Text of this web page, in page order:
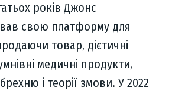
років Джонс
свою платформу для
товар, дієтичні
медичні продукти,
і теорії змови. У 2022